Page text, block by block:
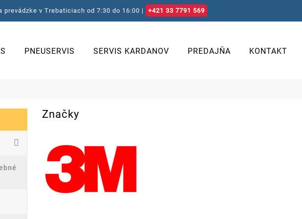
prevádzke v Trebaticiach od 7:30 do 16:00 | +421 33 7791 569
PNEUSERVIS SERVIS KARDANOV PREDAJŇA KONTAKT
Značky